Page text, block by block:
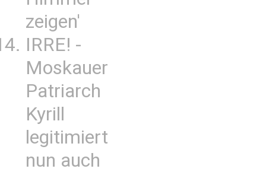
zeigen'
IRRE! -
Moskauer
Patriarch
Kyrill
legitimiert
nun auch